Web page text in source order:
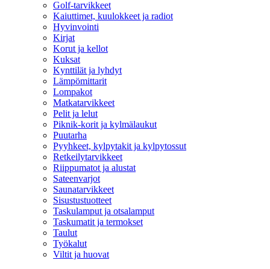
Golf-tarvikkeet
Kaiuttimet, kuulokkeet ja radiot
Hyvinvointi
Kirjat
Korut ja kellot
Kuksat
Kynttilät ja lyhdyt
Lämpömittarit
Lompakot
Matkatarvikkeet
Pelit ja lelut
Piknik-korit ja kylmälaukut
Puutarha
Pyyhkeet, kylpytakit ja kylpytossut
Retkeilytarvikkeet
Riippumatot ja alustat
Sateenvarjot
Saunatarvikkeet
Sisustustuotteet
Taskulamput ja otsalamput
Taskumatit ja termokset
Taulut
Työkalut
Viltit ja huovat